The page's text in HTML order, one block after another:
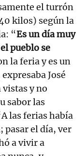
el turrón
kilos) según la
“Es un día muy
pueblo se
la feria y es un
José
vistas y no
sabor las
las ferias había
pasar el día, ver
a vivir a